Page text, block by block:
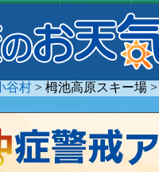
谷村 > 栂池高原スキー場 >